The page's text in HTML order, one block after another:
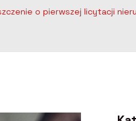
o pierwszej licytacji